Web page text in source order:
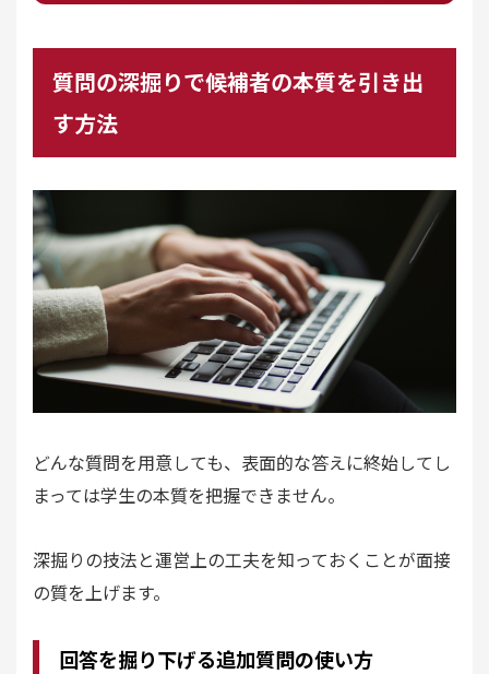
質問の深掘りで候補者の本質を引き出
す方法
どんな質問を用意しても、表面的な答えに終始してし
まっては学生の本質を把握できません。
深掘りの技法と運営上の工夫を知っておくことが面接
の質を上げます。
回答を掘り下げる追加質問の使い方